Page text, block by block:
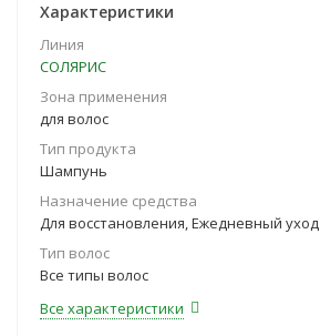
Характеристики
Линия
СОЛЯРИС
Зона применения
для волос
Тип продукта
Шампунь
Назначение средства
Для восстановления, Ежедневный уход
Тип волос
Все типы волос
Все характеристики